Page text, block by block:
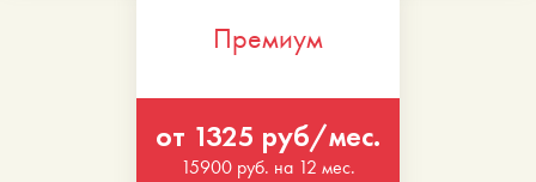
Премиум
от 1325 руб/мес.
15900 руб. на 12 мес.